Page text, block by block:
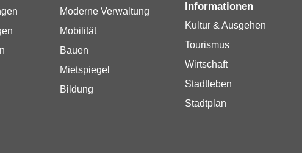
Moderne Verwaltung
Mobilität
Bauen
Mietspiegel
Bildung
Informationen
Kultur & Ausgehen
Tourismus
Wirtschaft
Stadtleben
Stadtplan